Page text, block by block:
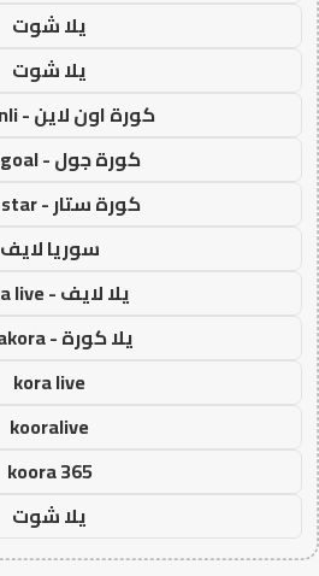
يلا شوت
يلا شوت
كورة اون لاين - kora onli
كورة جول - kora goal
كورة ستار - kora star
سوريا لايف
يلا لايف - yalla live
يلا كورة - yallakora
kora live
kooralive
koora 365
يلا شوت